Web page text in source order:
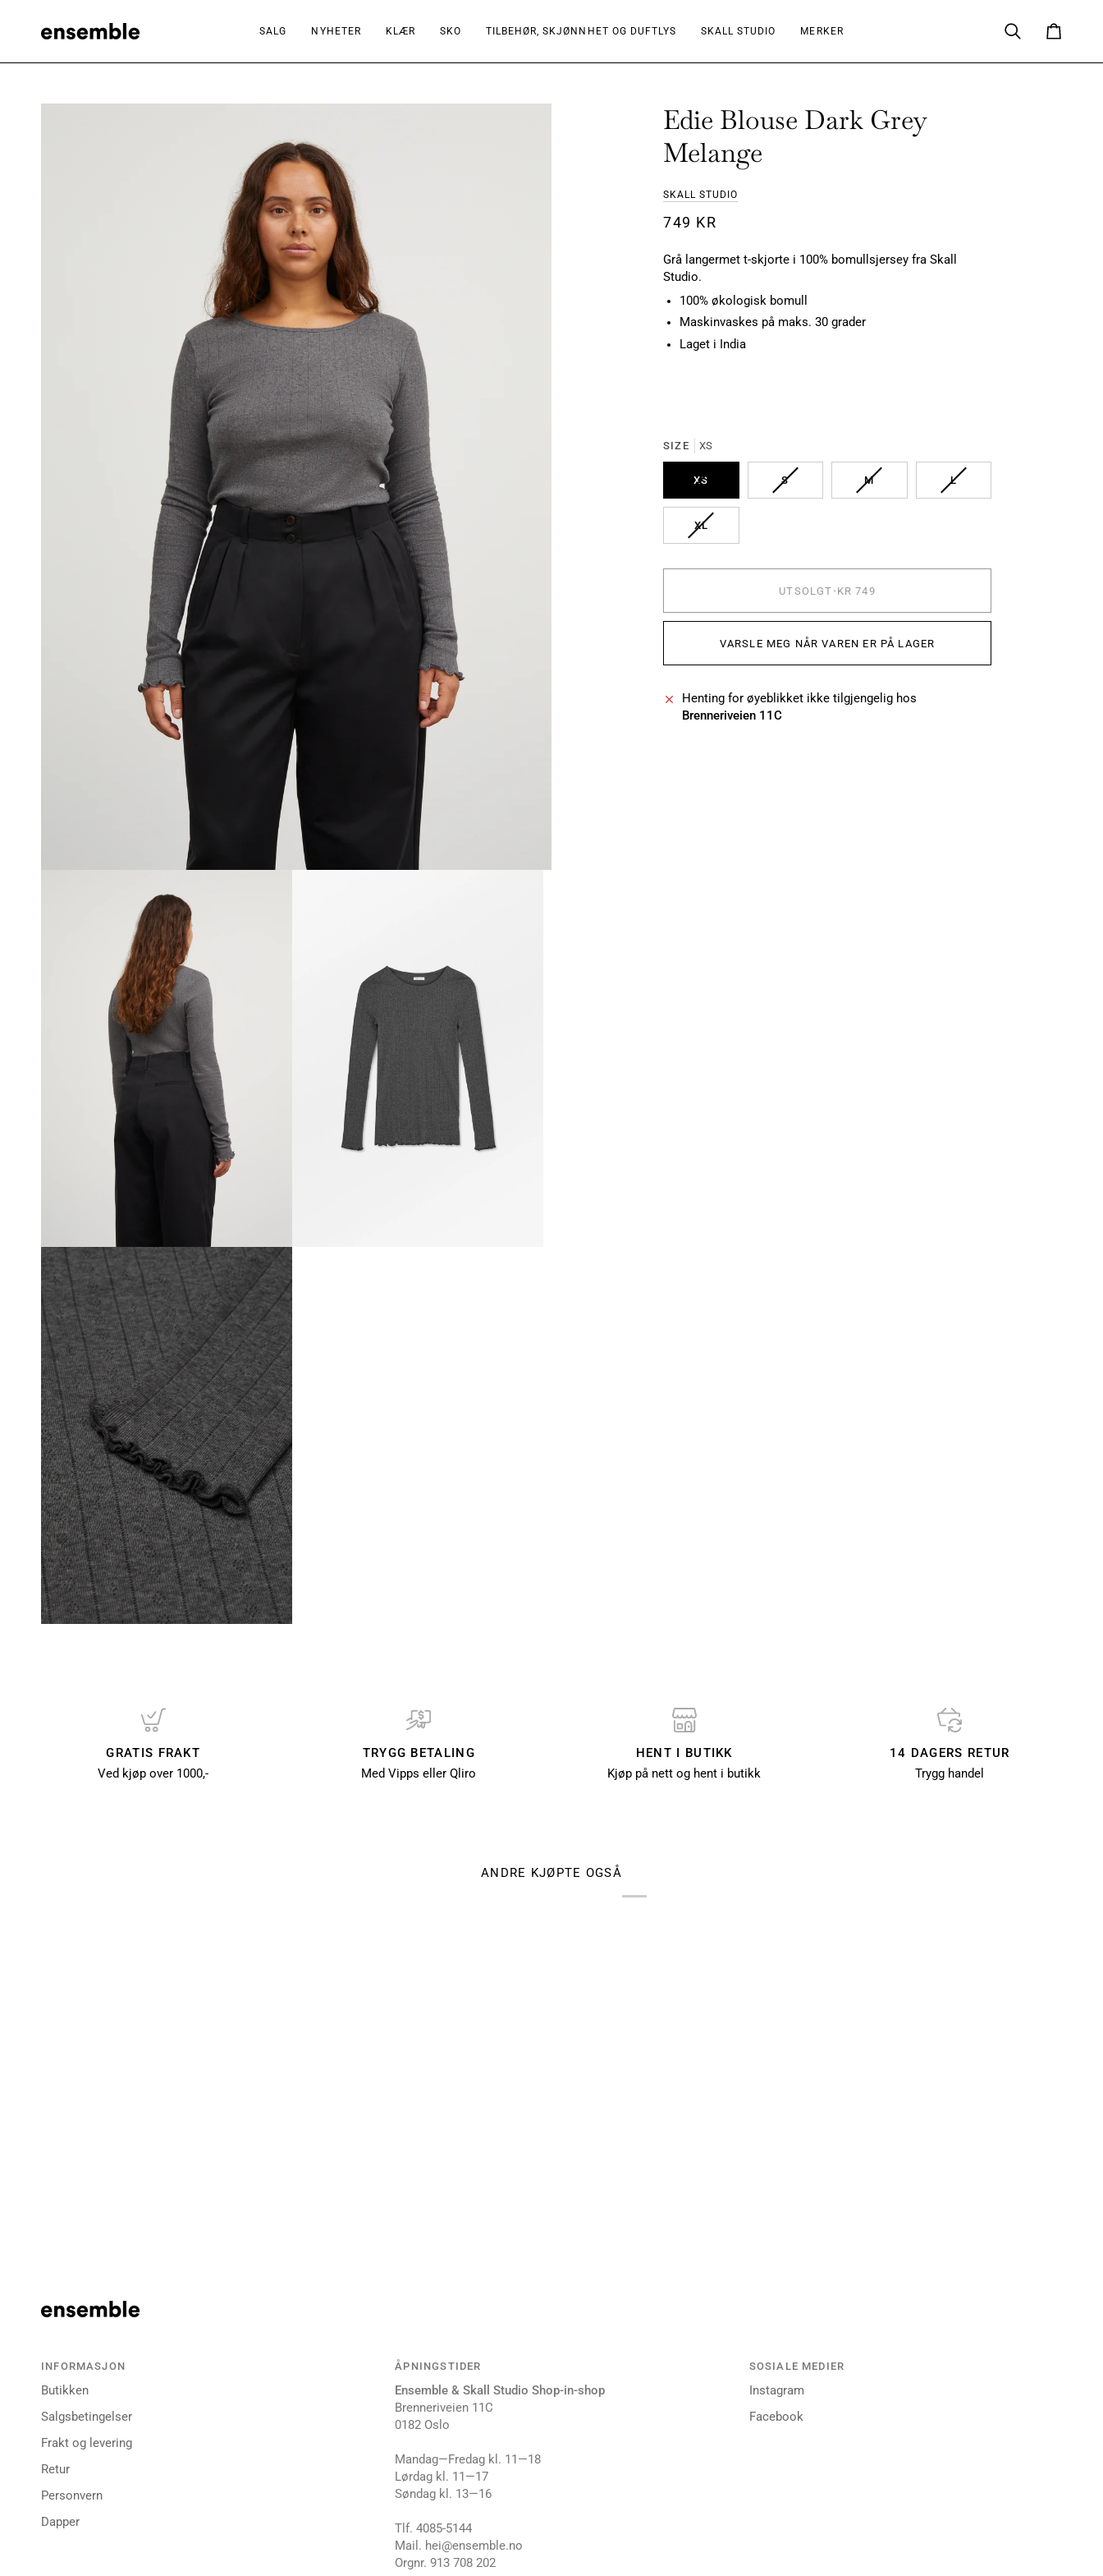
SALG NYHETER KLÆR SKO TILBEHØR, SKJØNNHET OG DUFTLYS SKALL STUDIO MERKER
Søk
Edie Blouse Dark Grey
Melange
SKALL STUDIO
749 KR
Grå langermet t-skjorte i 100% bomullsjersey fra Skall
Studio.
100% økologisk bomull
Maskinvaskes på maks. 30 grader
Laget i India
SIZE XS
XSUTSOLGT SUTSOLGT MUTSOLGT LUTSOLGT
XLUTSOLGT
UTSOLGT • KR 749
VARSLE MEG NÅR VAREN ER PÅ LAGER
Henting for øyeblikket ikke tilgjengelig hos
Brenneriveien 11C
GRATIS FRAKT
Ved kjøp over 1000,-
TRYGG BETALING
Med Vipps eller Qliro
HENT I BUTIKK
Kjøp på nett og hent i butikk
14 DAGERS RETUR
Trygg handel
ANDRE KJØPTE OGSÅ
INFORMASJON
Butikken
Salgsbetingelser
Frakt og levering
Retur
Personvern
Dapper
ÅPNINGSTIDER
Ensemble & Skall Studio Shop-in-shop
Brenneriveien 11C
0182 Oslo
Mandag—Fredag kl. 11⁠—18
Lørdag kl. 1⁠1—17
Søndag kl. 1⁠3—16
Tlf. 4085-5144
Mail. hei@ensemble.no
Orgnr. 913 708 202
SOSIALE MEDIER
Instagram
Facebook